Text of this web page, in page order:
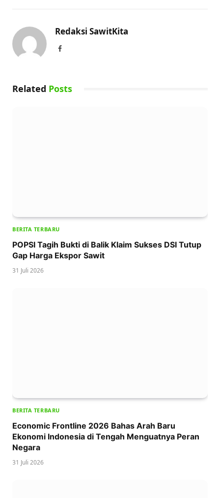
Redaksi SawitKita
Facebook
Related Posts
BERITA TERBARU
POPSI Tagih Bukti di Balik Klaim Sukses DSI Tutup
Gap Harga Ekspor Sawit
31 Juli 2026
BERITA TERBARU
Economic Frontline 2026 Bahas Arah Baru
Ekonomi Indonesia di Tengah Menguatnya Peran
Negara
31 Juli 2026